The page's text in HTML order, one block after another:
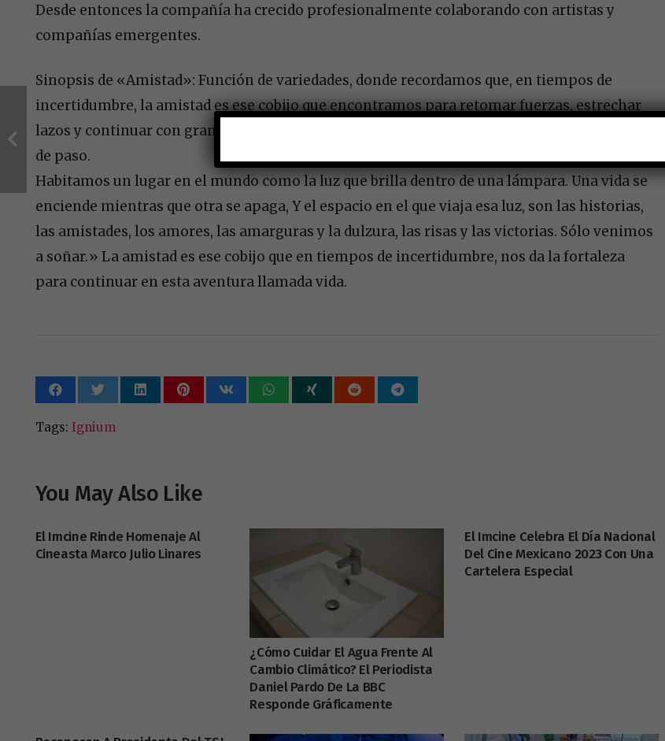
Desde entonces la compañía ha crecido profesionalmente colaborando con artistas y
compañías emergentes.
Sinopsis de «Amistad»: Función de variedades, donde recordamos que, en tiempos de
incertidumbre, la amistad es ese cobijo que encontramos para retomar fuerzas, estrechar
lazos y continuar con gran alegría el camino esta ventura llamada vida. «Tan solo estamos
de paso.
Habitamos un lugar en el mundo como la luz que brilla dentro de una lámpara. Una vida se
enciende mientras que otra se apaga, Y el espacio en el que viaja esa luz, son las historias,
las amistades, los amores, las amarguras y la dulzura, las risas y las victorias. Sólo venimos
a soñar.» La amistad es ese cobijo que en tiempos de incertidumbre, nos da la fortaleza
para continuar en esta aventura llamada vida.
Tags: Ignium
You May Also Like
El Imcine Rinde Homenaje Al
Cineasta Marco Julio Linares
¿Cómo Cuidar El Agua Frente Al
Cambio Climático? El Periodista
Daniel Pardo De La BBC
Responde Gráficamente
El Imcine Celebra El Día Nacional
Del Cine Mexicano 2023 Con Una
Cartelera Especial